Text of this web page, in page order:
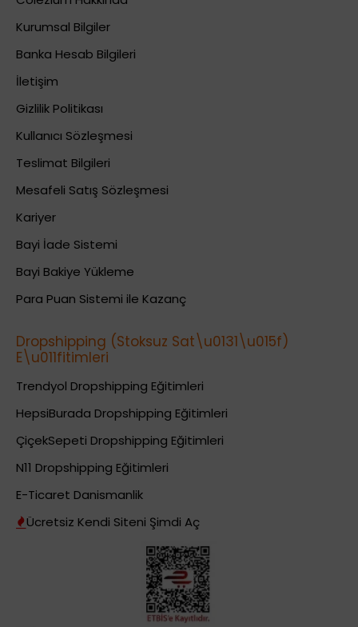
Kurumsal Bilgiler
Banka Hesab Bilgileri
İletişim
Gizlilik Politikası
Kullanıcı Sözleşmesi
Teslimat Bilgileri
Mesafeli Satış Sözleşmesi
Kariyer
Bayi İade Sistemi
Bayi Bakiye Yükleme
Para Puan Sistemi ile Kazanç
Dropshipping (Stoksuz Sat\u0131\u015f)
E\u011fitimleri
Trendyol Dropshipping Eğitimleri
HepsiBurada Dropshipping Eğitimleri
ÇiçekSepeti Dropshipping Eğitimleri
N11 Dropshipping Eğitimleri
E-Ticaret Danismanlik
Ücretsiz Kendi Siteni Şimdi Aç